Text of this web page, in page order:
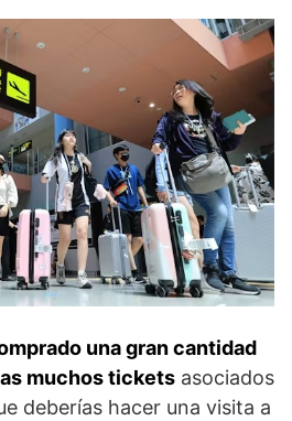
una gran cantidad
muchos tickets asociados
deberías hacer una visita a